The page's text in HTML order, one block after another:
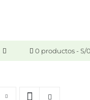
0 productos S/